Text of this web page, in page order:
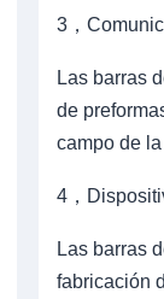
3，
Las barras
de
campo de
4，
Las barras
fabricación